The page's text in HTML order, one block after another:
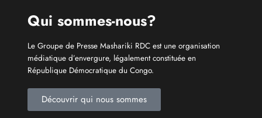
Info À la Une